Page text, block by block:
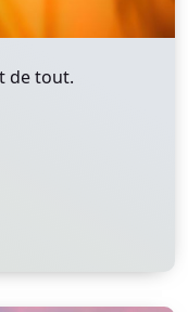
de tout.